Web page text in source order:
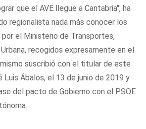
que el AVE llegue a Cantabria", ha
regionalista nada más conocer los
el Ministerio de Transportes,
recogidos expresamente en el
suscribió con el titular de este
Ábalos, el 13 de junio de 2019 y
del pacto de Gobierno con el PSOE